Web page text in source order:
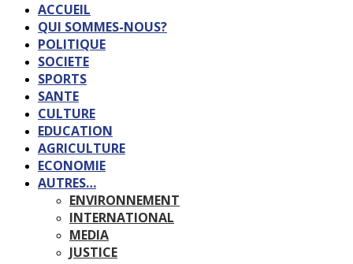
ACCUEIL
QUI SOMMES-NOUS?
POLITIQUE
SOCIETE
SPORTS
SANTE
CULTURE
EDUCATION
AGRICULTURE
ECONOMIE
AUTRES…
ENVIRONNEMENT
INTERNATIONAL
MEDIA
JUSTICE